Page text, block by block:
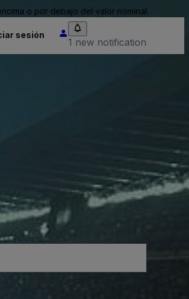
o por debajo del valor nominal.
sesión
1 new notification